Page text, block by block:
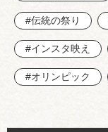
#伝統の祭り
#インスタ映え
#オリンピック